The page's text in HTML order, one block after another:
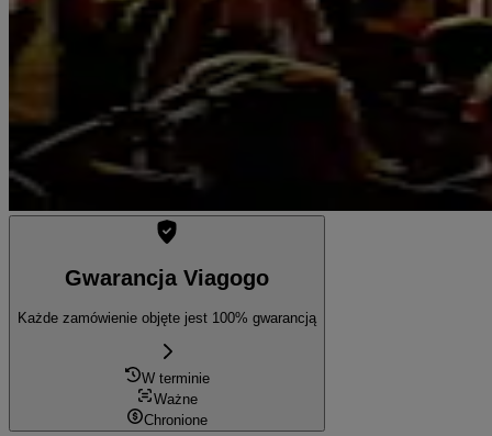
Gwarancja Viagogo
Każde zamówienie objęte jest 100% gwarancją
W terminie
Ważne
Chronione